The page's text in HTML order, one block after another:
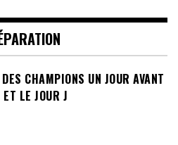
CHAMPIONS UN JOUR AVANT
LE JOUR J